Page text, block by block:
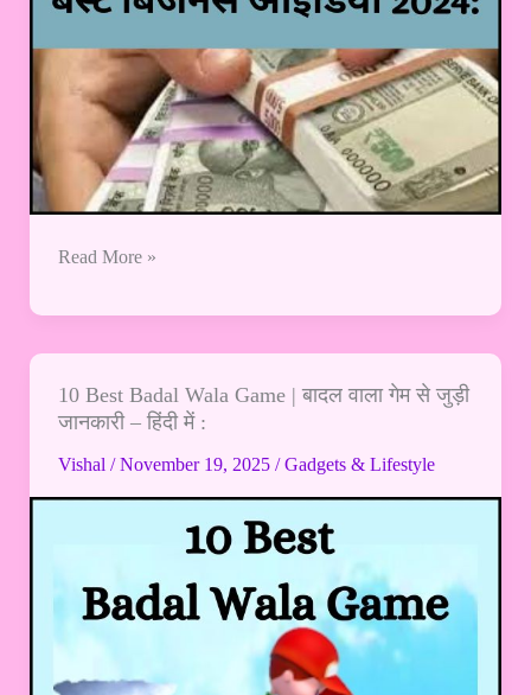
Read More »
10 Best Badal Wala Game | बादल वाला गेम से जुड़ी
जानकारी – हिंदी में :
Vishal /November 19, 2025 /Gadgets & Lifestyle
10
Best
वाला
से
जुड़ी